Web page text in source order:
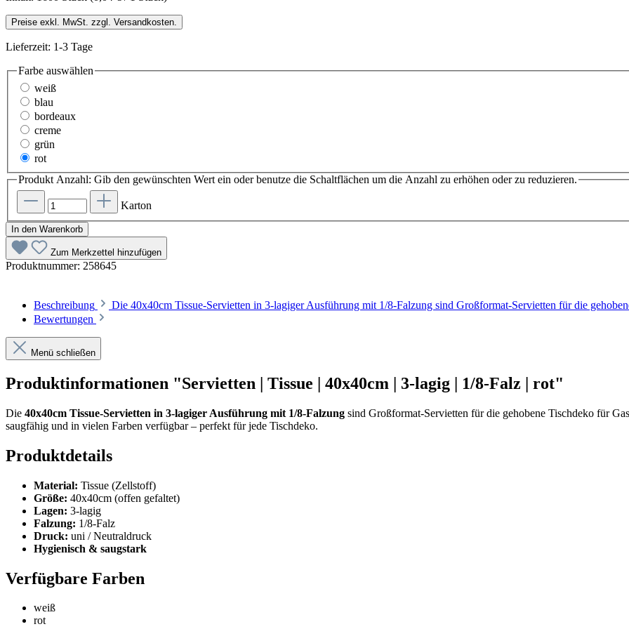
Preise exkl. MwSt. zzgl. Versandkosten.
Lieferzeit: 1-3 Tage
Farbe auswählen
weiß
blau
bordeaux
creme
grün
rot
Produkt Anzahl: Gib den gewünschten Wert ein oder benutze die Schaltflächen um die Anzahl zu erhöhen oder zu reduzieren.
Karton
In den Warenkorb
Zum Merkzettel hinzufügen
Produktnummer: 258645
Beschreibung Die 40x40cm Tissue-Servietten in 3-lagiger Ausführung mit 1/8-Falzung sind Großformat-Servietten für die
Bewertungen
Menü schließen
Produktinformationen "Servietten | Tissue | 40x40cm | 3-lagig | 1/8-Falz | rot"
Die 40x40cm Tissue-Servietten in 3-lagiger Ausführung mit 1/8-Falzung sind Großformat-Servietten für die gehobene Tischdeko für
saugfähig und in vielen Farben verfügbar – perfekt für jede Tischdeko.
Produktdetails
Material: Tissue (Zellstoff)
Größe: 40x40cm (offen gefaltet)
Lagen: 3-lagig
Falzung: 1/8-Falz
Druck: uni / Neutraldruck
Hygienisch & saugstark
Verfügbare Farben
weiß
rot